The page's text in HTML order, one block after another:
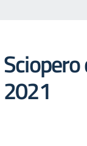
2021